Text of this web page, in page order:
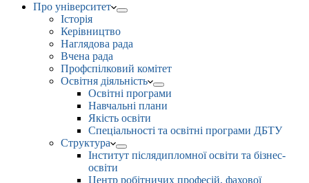
Про університет
Історія
Керівництво
Наглядова рада
Вчена рада
Профспілковий комітет
Освітня діяльність
Освітні програми
Навчальні плани
Якість освіти
Спеціальності та освітні програми ДБТУ
Структура
Інститут післядипломної освіти та бізнес-
освіти
Центр робітничих професій, фахової